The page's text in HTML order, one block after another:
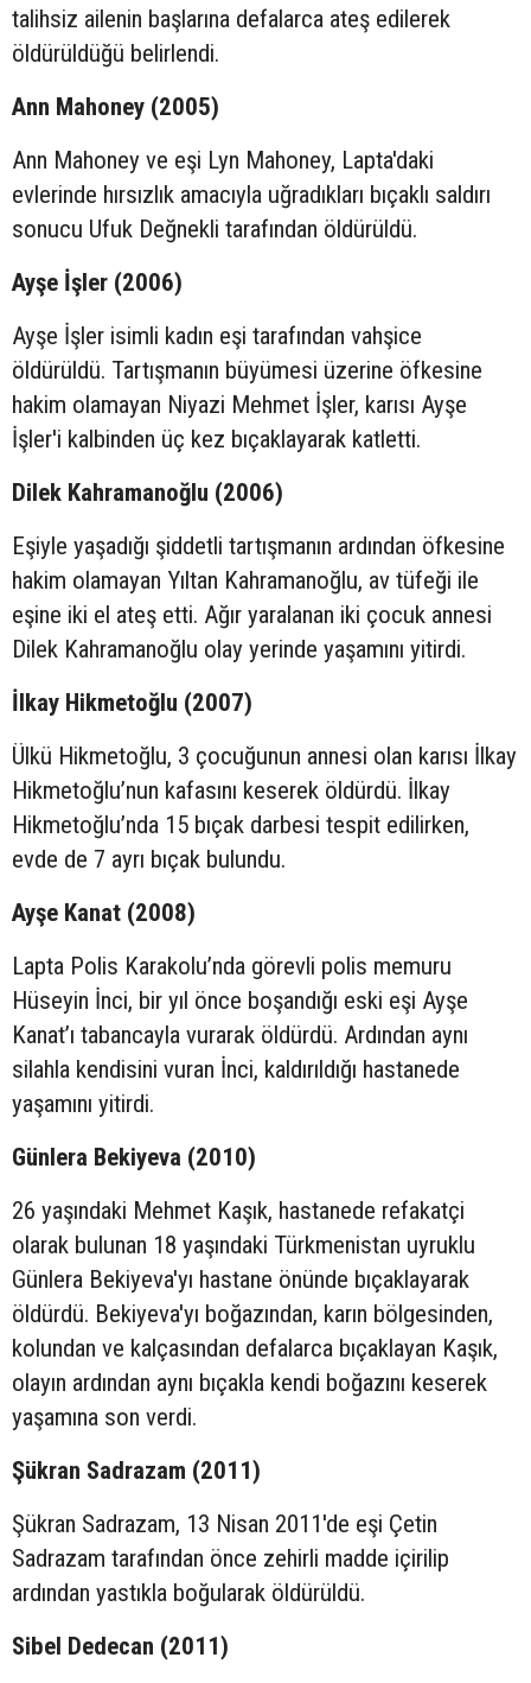
talihsiz ailenin başlarına defalarca ateş edilerek
öldürüldüğü belirlendi.
Ann Mahoney (2005)
Ann Mahoney ve eşi Lyn Mahoney, Lapta'daki
evlerinde hırsızlık amacıyla uğradıkları bıçaklı saldırı
sonucu Ufuk Değnekli tarafından öldürüldü.
Ayşe İşler (2006)
Ayşe İşler isimli kadın eşi tarafından vahşice
öldürüldü. Tartışmanın büyümesi üzerine öfkesine
hakim olamayan Niyazi Mehmet İşler, karısı Ayşe
İşler'i kalbinden üç kez bıçaklayarak katletti.
Dilek Kahramanoğlu (2006)
Eşiyle yaşadığı şiddetli tartışmanın ardından öfkesine
hakim olamayan Yıltan Kahramanoğlu, av tüfeği ile
eşine iki el ateş etti. Ağır yaralanan iki çocuk annesi
Dilek Kahramanoğlu olay yerinde yaşamını yitirdi.
İlkay Hikmetoğlu (2007)
Ülkü Hikmetoğlu, 3 çocuğunun annesi olan karısı İlkay
Hikmetoğlu’nun kafasını keserek öldürdü. İlkay
Hikmetoğlu’nda 15 bıçak darbesi tespit edilirken,
evde de 7 ayrı bıçak bulundu.
Ayşe Kanat (2008)
Lapta Polis Karakolu’nda görevli polis memuru
Hüseyin İnci, bir yıl önce boşandığı eski eşi Ayşe
Kanat’ı tabancayla vurarak öldürdü. Ardından aynı
silahla kendisini vuran İnci, kaldırıldığı hastanede
yaşamını yitirdi.
Günlera Bekiyeva (2010)
26 yaşındaki Mehmet Kaşık, hastanede refakatçi
olarak bulunan 18 yaşındaki Türkmenistan uyruklu
Günlera Bekiyeva'yı hastane önünde bıçaklayarak
öldürdü. Bekiyeva'yı boğazından, karın bölgesinden,
kolundan ve kalçasından defalarca bıçaklayan Kaşık,
olayın ardından aynı bıçakla kendi boğazını keserek
yaşamına son verdi.
Şükran Sadrazam (2011)
Şükran Sadrazam, 13 Nisan 2011'de eşi Çetin
Sadrazam tarafından önce zehirli madde içirilip
ardından yastıkla boğularak öldürüldü.
Sibel Dedecan (2011)